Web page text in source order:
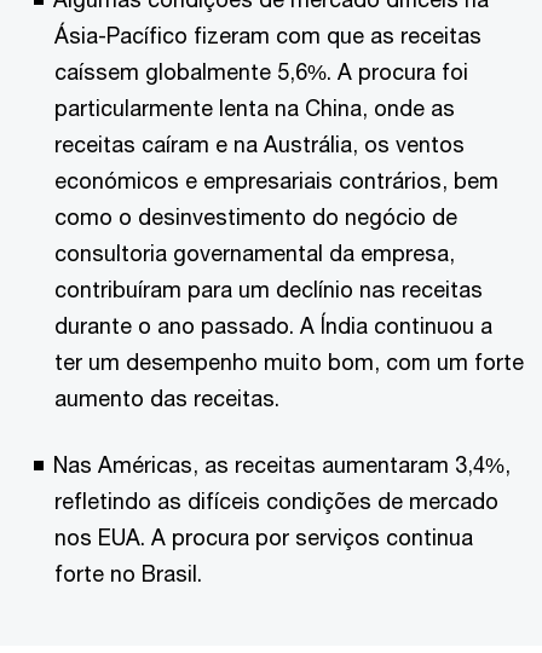
Ásia-Pacífico fizeram com que as receitas
caíssem globalmente 5,6%. A procura foi
particularmente lenta na China, onde as
receitas caíram e na Austrália, os ventos
económicos e empresariais contrários, bem
como o desinvestimento do negócio de
consultoria governamental da empresa,
contribuíram para um declínio nas receitas
durante o ano passado. A Índia continuou a
ter um desempenho muito bom, com um forte
aumento das receitas.
Nas Américas, as receitas aumentaram 3,4%,
refletindo as difíceis condições de mercado
nos EUA. A procura por serviços continua
forte no Brasil.